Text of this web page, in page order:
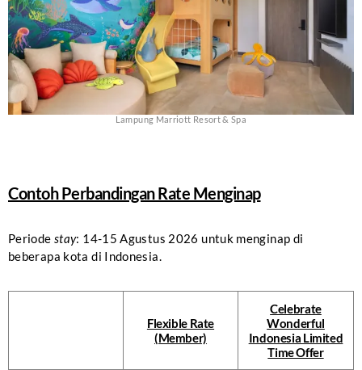
Lampung Marriott Resort & Spa
Contoh Perbandingan Rate Menginap
Periode stay: 14-15 Agustus 2026 untuk menginap di
beberapa kota di Indonesia.
Flexible Rate
(Member)
Celebrate
Wonderful
Indonesia Limited
Time Offer